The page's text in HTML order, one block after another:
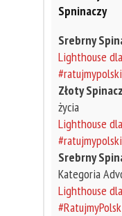
Spninaczy
Srebrny
Lighthouse
Złoty
życia
Lighthouse
Srebrny
Kategoria
Lighthouse